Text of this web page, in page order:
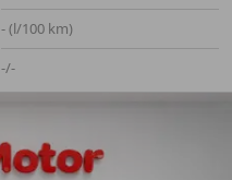
- (l/100 km)
-/-